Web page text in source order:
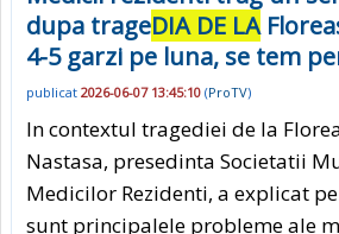
dupa trageDIA DE LA
4-5 garzi pe luna, se tem
publicat 2026-06-07 13:45:10 (ProTV)
In contextul tragediei de la
Nastasa, presedinta Societatii
Medicilor Rezidenti, a explicat
sunt principalele probleme ale